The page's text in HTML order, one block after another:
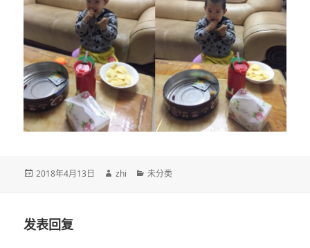
发
2018年4月13日
作
zhi
分
未分类
发表回复